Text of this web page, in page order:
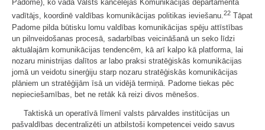
Padome), ko vada Valsts kancelejas Komunikācijas departamenta
vadītājs, koordinē valdības komunikācijas politikas ieviešanu.22
Tāpat
Padome pilda būtisku lomu valdības komunikācijas spēju attīstības
un pilnveidošanas procesā, sadarbības veicināšanā un seko līdzi
aktuālajām komunikācijas tendencēm, kā arī kalpo kā platforma, lai
nozaru ministrijas dalītos ar labo praksi stratēģiskās komunikācijas
jomā un veidotu sinerģiju starp nozaru stratēģiskās komunikācijas
plāniem un stratēģijām īsā un vidējā termiņā. Padome tiekas pēc
nepieciešamības, bet ne retāk kā reizi divos mēnešos.
Taktiskā un operatīvā līmenī valsts pārvaldes institūcijas un
pašvaldības decentralizēti un atbilstoši kompetencei veido savus